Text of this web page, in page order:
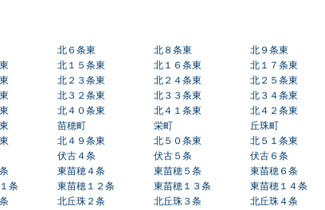
北６条東 北８条東 北９条東
北１５条東 北１６条東 北１７条東
北２３条東 北２４条東 北２５条東
北３２条東 北３３条東 北３４条東
北４０条東 北４１条東 北４２条東
苗穂町 栄町 丘珠町
北４９条東 北５０条東 北５１条東
伏古４条 伏古５条 伏古６条
東苗穂４条 東苗穂５条 東苗穂６条
条 東苗穂１２条 東苗穂１３条 東苗穂１４条
北丘珠２条 北丘珠３条 北丘珠４条